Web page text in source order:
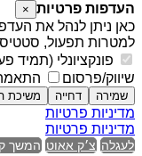
העדפות פרטיות ×
כאן ניתן לנהל את
למטרות תפעול,
פונקציונלי (תמיד
שיווק/פרסום
שמירה דחייה משיכת
מדיניות פרטיות
מדיניות פרטיות
לעגלה צ׳ק אאוט המשך